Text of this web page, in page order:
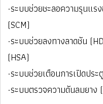
·ระบบช่วยชะลอความรุนแร
(SCM)
·ระบบช่วยลงทางลาดชัน
(HSA)
·ระบบช่วยเตือนการเปิดประ
·ระบบตรวจความดันลมยาง